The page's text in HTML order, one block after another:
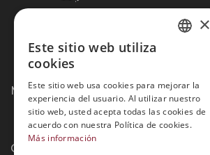
Métodos de Pago:
Contacto:
×
Este sitio web utiliza
cookies
Este sitio web usa cookies para mejorar la
experiencia del usuario. Al utilizar nuestro
sitio web, usted acepta todas las cookies de
acuerdo con nuestra Política de cookies.
Más información